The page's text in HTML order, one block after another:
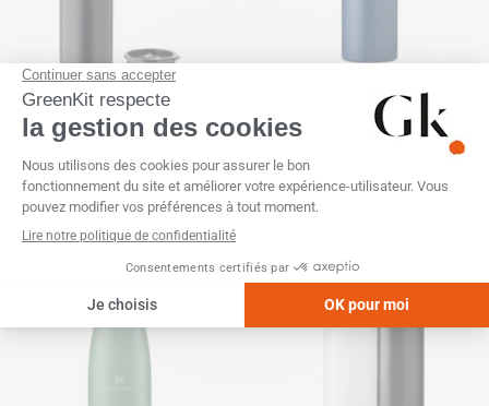
Bouteille 2-en-1 inox recyclé
SKU :GK21979
Bouteille 500 ml à double
recyclé
SKU :GK20968